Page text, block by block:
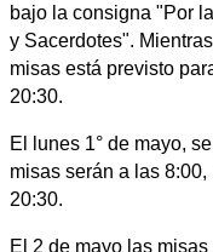
bajo la consigna "Por
y Sacerdotes".
misas está previsto
20:30.
El lunes 1° de mayo,
misas serán a las
20:30.
El 2 de mayo las